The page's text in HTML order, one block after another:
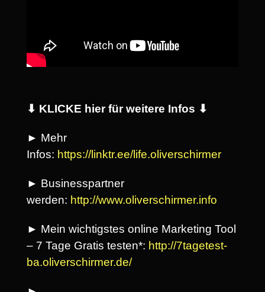
⬇ KLICKE hier für weitere Infos ⬇
► Mehr
Infos: https://linktr.ee/life.oliverschirmer
► Businesspartner
werden: http://www.oliverschirmer.info
► Mein wichtigstes online Marketing Tool
– 7 Tage Gratis testen*: http://7tagetest-
ba.oliverschirmer.de/